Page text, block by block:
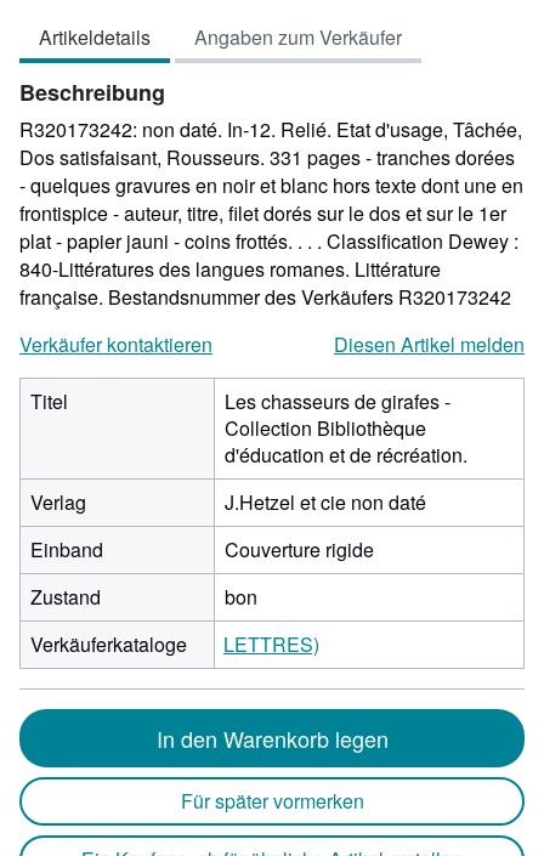
5
Sternen
Artikeldetails Angaben zum Verkäufer
Beschreibung
R320173242: non daté. In-12. Relié. Etat d'usage, Tâchée,
Dos satisfaisant, Rousseurs. 331 pages - tranches dorées
- quelques gravures en noir et blanc hors texte dont une en
frontispice - auteur, titre, filet dorés sur le dos et sur le 1er
plat - papier jauni - coins frottés. . . . Classification Dewey :
840-Littératures des langues romanes. Littérature
française. Bestandsnummer des Verkäufers R320173242
Verkäufer kontaktieren
Diesen Artikel melden
Titel
Les chasseurs de girafes -
Collection Bibliothèque
d'éducation et de récréation.
Verlag
J.Hetzel et cie non daté
Einband
Couverture rigide
Zustand
bon
Verkäuferkataloge
LETTRES)
In den Warenkorb legen
Für später vormerken